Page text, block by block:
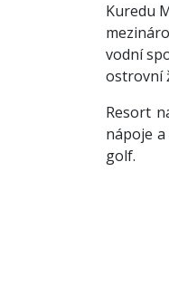
Kuredu
vodní
ostrovní
Resort
nápoje
golf.